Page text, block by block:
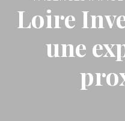
Loire
une